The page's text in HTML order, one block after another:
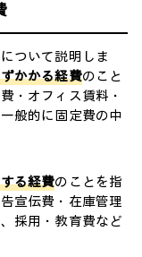
ついて説明しま
かかる経費のこと
・オフィス賃料・
般的に固定費の中
る経費のことを指
宣伝費・在庫管理
採用・教育費など